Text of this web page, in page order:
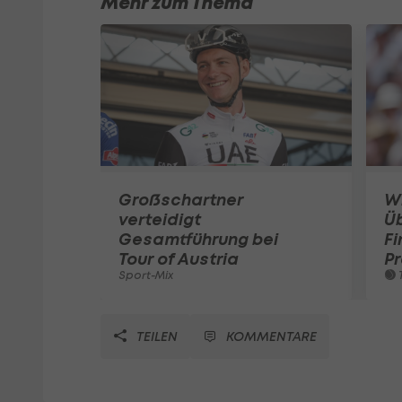
Großschartner
verteidigt
Gesamtführung bei
Tour of Austria
Sport-Mix
TEILEN KOMMENTARE